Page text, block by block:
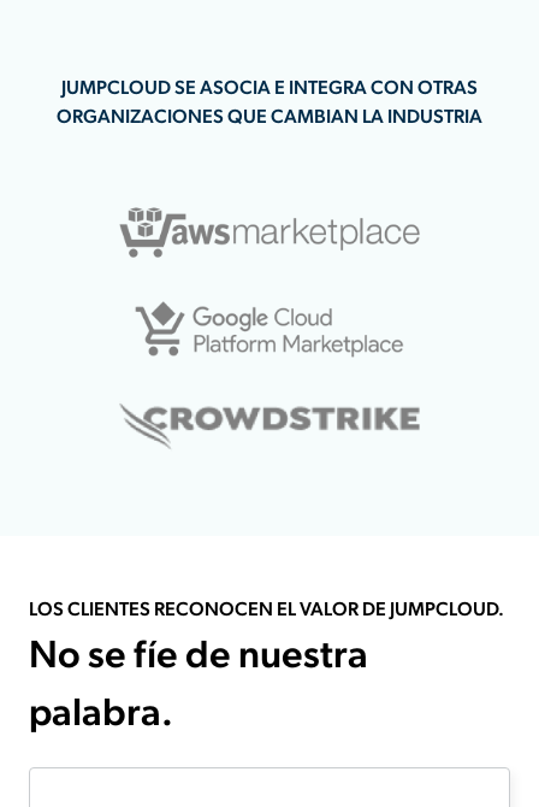
JUMPCLOUD SE ASOCIA E INTEGRA CON OTRAS
ORGANIZACIONES QUE CAMBIAN LA INDUSTRIA
LOS CLIENTES RECONOCEN EL VALOR DE JUMPCLOUD.
No se fíe de nuestra
palabra.